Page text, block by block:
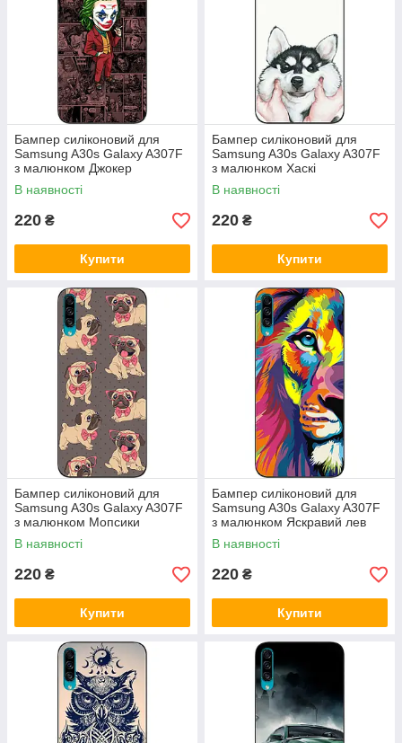
Бампер силіконовий для
Samsung A30s Galaxy A307F
з малюнком Джокер
В наявності
220 ₴
Купити
Бампер силіконовий для
Samsung A30s Galaxy A307F
з малюнком Хаскі
В наявності
220 ₴
Купити
Бампер силіконовий для
Samsung A30s Galaxy A307F
з малюнком Мопсики
В наявності
220 ₴
Купити
Бампер силіконовий для
Samsung A30s Galaxy A307F
з малюнком Яскравий лев
В наявності
220 ₴
Купити